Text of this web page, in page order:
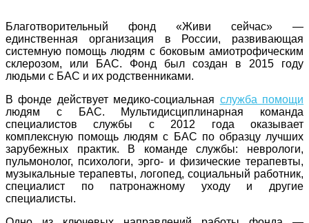
Благотворительный фонд «Живи сейчас» —
единственная организация в России, развивающая
системную помощь людям с боковым амиотрофическим
склерозом, или БАС. Фонд был создан в 2015 году
людьми с БАС и их родственниками.
В фонде действует медико-социальная служба помощи
людям с БАС.
Мультидисциплинарная команда
специалистов службы с 2012 года оказывает
комплексную помощь людям с БАС по образцу лучших
зарубежных практик. В команде службы: неврологи,
пульмонолог, психологи, эрго- и физические терапевты,
музыкальные терапевты, логопед, социальный работник,
специалист по патронажному уходу и другие
специалисты.